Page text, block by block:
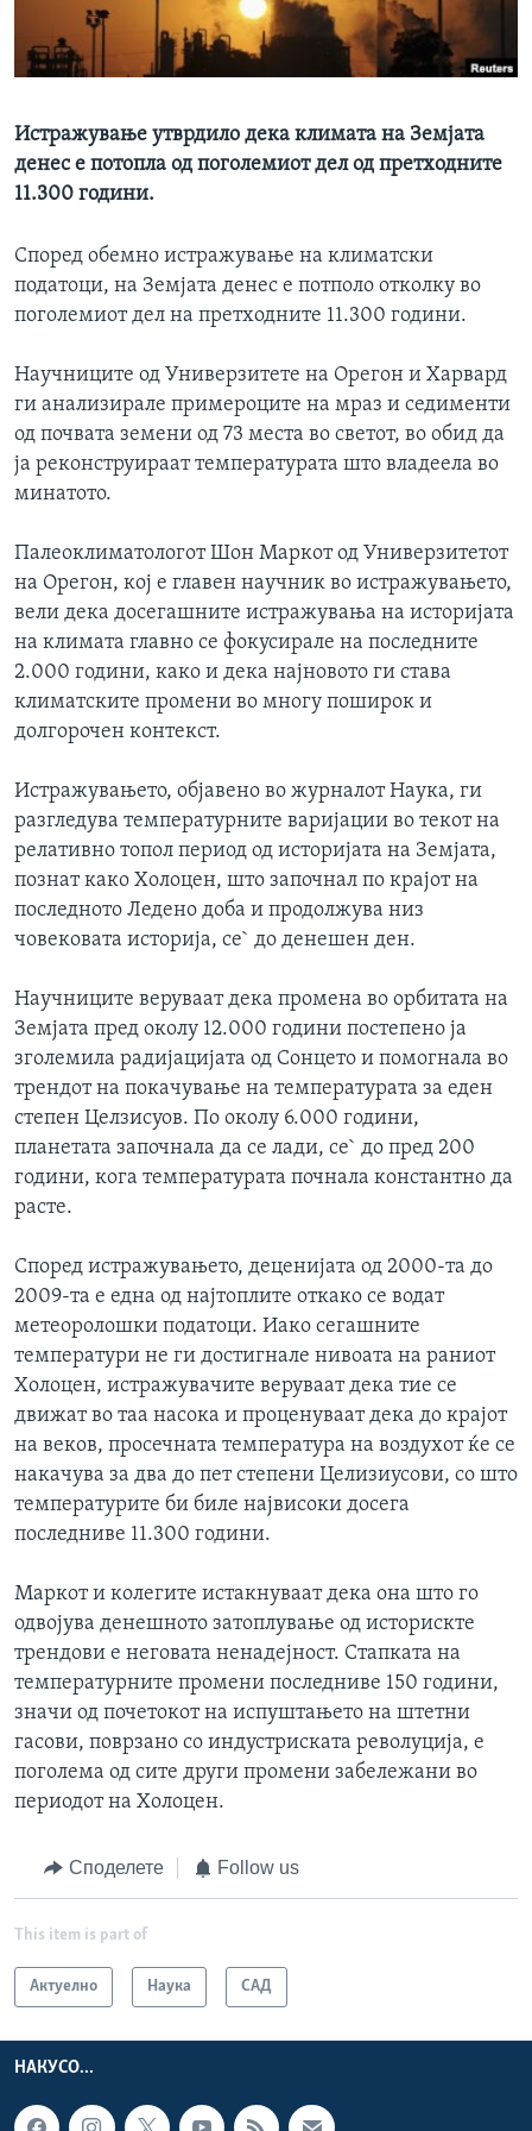
ИНТЕРВЈУА
Јазици
Истражување утврдило дека климата на Земјата
денес е потопла од поголемиот дел од претходните
11.300 години.
Според обемно истражување на климатски
податоци, на Земјата денес е потполо отколку во
поголемиот дел на претходните 11.300 години.
Научниците од Универзитете на Орегон и Харвард
ги анализирале примероците на мраз и седименти
од почвата земени од 73 места во светот, во обид да
ја реконструираат температурата што владеела во
минатото.
Палеоклиматологот Шон Маркот од Универзитетот
на Орегон, кој е главен научник во истражувањето,
вели дека досегашните истражувања на историјата
на климата главно се фокусирале на последните
2.000 години, како и дека најновото ги става
климатските промени во многу поширок и
долгорочен контекст.
Истражувањето, објавено во журналот Наука, ги
разгледува температурните варијации во текот на
релативно топол период од историјата на Земјата,
познат како Холоцен, што започнал по крајот на
последното Ледено доба и продолжува низ
човековата историја, се` до денешен ден.
Научниците веруваат дека промена во орбитата на
Земјата пред околу 12.000 години постепено ја
зголемила радијацијата од Сонцето и помогнала во
трендот на покачување на температурата за еден
степен Целзисуов. По околу 6.000 години,
планетата започнала да се лади, се` до пред 200
години, кога температурата почнала константно да
расте.
Според истражувањето, деценијата од 2000-та до
2009-та е една од најтоплите откако се водат
метеоролошки податоци. Иако сегашните
температури не ги достигнале нивоата на раниот
Холоцен, истражувачите веруваат дека тие се
движат во таа насока и проценуваат дека до крајот
на веков, просечната температура на воздухот ќе се
накачува за два до пет степени Целизиусови, со што
температурите би биле највисоки досега
последниве 11.300 години.
Маркот и колегите истакнуваат дека она што го
одвојува денешното затоплување од историскте
трендови е неговата ненадејност. Стапката на
температурните промени последниве 150 години,
значи од почетокот на испуштањето на штетни
гасови, поврзано со индустриската револуција, е
поголема од сите други промени забележани во
периодот на Холоцен.
Споделете Follow us
This item is part of
Актуелно Наука САД
НАКУСО...